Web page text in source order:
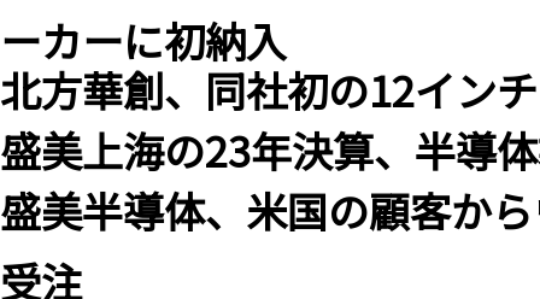
ーカーに初納入
北方華創、同社初の12イン
盛美上海の23年決算、半導
盛美半導体、米国の顧客か
受注